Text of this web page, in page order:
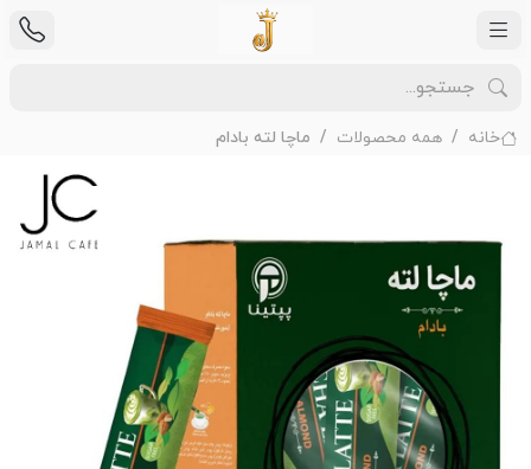
خانه همه محصولات ماچا لته بادام